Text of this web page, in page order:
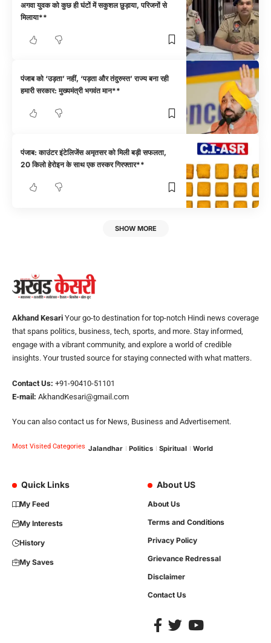
अगवा युवक को कुछ ही घंटों में सकुशल छुड़ाया, परिजनों से
मिलाया**
पंजाब को ‘उड़ता’ नहीं, ‘पड़ता और तंदुरुस्त’ राज्य बना रही
हमारी सरकार: मुख्यमंत्री भगवंत मान**
पंजाब: काउंटर इंटेलिजेंस अमृतसर को मिली बड़ी सफलता,
20 किलो हेरोइन के साथ एक तस्कर गिरफ्तार**
SHOW MORE
Akhand Kesari Your go-to destination for top-notch Hindi news coverage
that spans politics, business, tech, sports, and more. Stay informed,
engage with a vibrant community, and explore a world of credible
insights. Your trusted source for staying connected with what matters.
Contact Us: +91-90410-51101
E-mail: AkhandKesari@gmail.com
You can also contact us for News, Business and Advertisement.
Most Visited Categories Jalandhar Politics Spiritual World
Quick Links
My Feed
My Interests
History
My Saves
About US
About Us
Terms and Conditions
Privacy Policy
Grievance Redressal
Disclaimer
Contact Us